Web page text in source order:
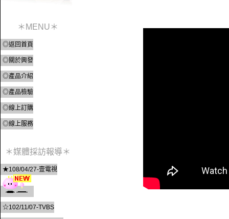
＊MENU＊
◎返回首頁
◎關於興發
◎產品介紹
◎產品檢驗
◎線上訂購
◎線上服務
＊媒體採訪報導＊
★108/04/27-壹電視
☆102/11/07-TVBS